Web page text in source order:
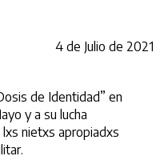
4 de Julio de 2021
de Identidad” en
y a su lucha
lxs nietxs apropiadxs